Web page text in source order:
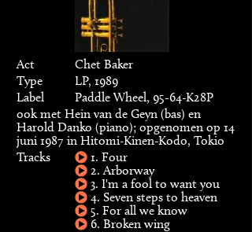
Act
Chet Baker
Type
LP, 1989
Label
Paddle Wheel, 95-64-K28P
ook met Hein van de Geyn (bas) en
Harold Danko (piano); opgenomen op 14
juni 1987 in Hitomi-Kinen-Kodo, Tokio
Tracks
1. Four
2. Arborway
3. I'm a fool to want you
4. Seven steps to heaven
5. For all we know
6. Broken wing